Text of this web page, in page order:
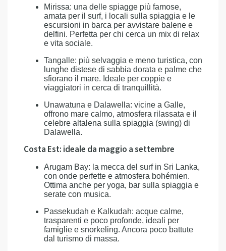
Mirissa: una delle spiagge più famose,
amata per il surf, i locali sulla spiaggia e le
escursioni in barca per avvistare balene e
delfini. Perfetta per chi cerca un mix di relax
e vita sociale.
Tangalle: più selvaggia e meno turistica, con
lunghe distese di sabbia dorata e palme che
sfiorano il mare. Ideale per coppie e
viaggiatori in cerca di tranquillità.
Unawatuna e Dalawella: vicine a Galle,
offrono mare calmo, atmosfera rilassata e il
celebre altalena sulla spiaggia (swing) di
Dalawella.
Costa Est: ideale da maggio a settembre
Arugam Bay: la mecca del surf in Sri Lanka,
con onde perfette e atmosfera bohémien.
Ottima anche per yoga, bar sulla spiaggia e
serate con musica.
Passekudah e Kalkudah: acque calme,
trasparenti e poco profonde, ideali per
famiglie e snorkeling. Ancora poco battute
dal turismo di massa.